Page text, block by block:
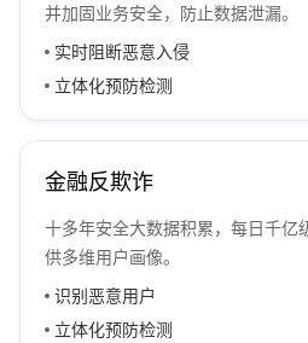
并加固业务安全，防止数据泄漏。
实时阻断恶意入侵
立体化预防检测
金融反欺诈
十多年安全大数据积累，每日千亿
供多维用户画像。
识别恶意用户
立体化预防检测